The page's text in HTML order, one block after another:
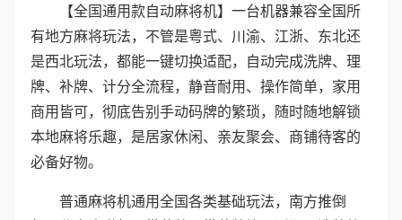
【全国通用款自动麻将机】一台机器兼容全国所
有地方麻将玩法，不管是粤式、川渝、江浙、东北还
是西北玩法，都能一键切换适配，自动完成洗牌、理
牌、补牌、计分全流程，静音耐用、操作简单，家用
商用皆可，彻底告别手动码牌的繁琐，随时随地解锁
本地麻将乐趣，是居家休闲、亲友聚会、商铺待客的
必备好物。
普通麻将机通用全国各类基础玩法，南方推倒